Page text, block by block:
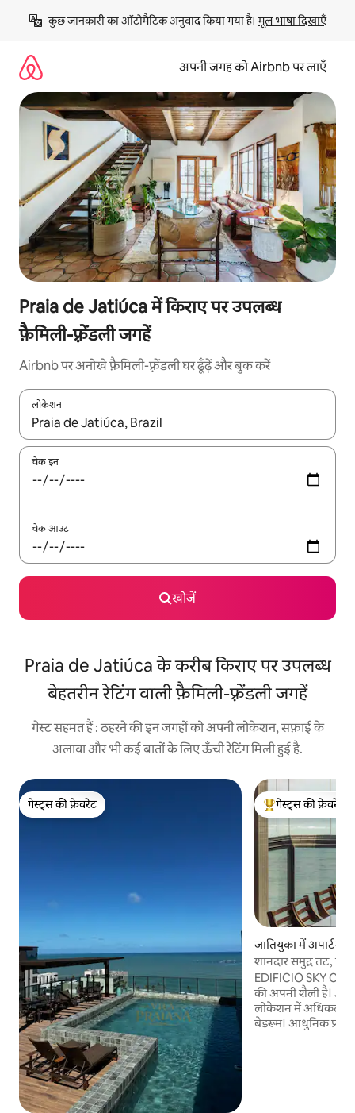
छोड़कर
कॉन्टेंट
कुछ जानकारी का ऑटोमैटिक अनुवाद किया गया है। मूल भाषा दिखाएँ
अपनी जगह को Airbnb पर लाएँ
Praia de Jatiúca में किराए पर उपलब्ध
फ़ैमिली-फ़्रेंडली जगहें
Airbnb पर अनोखे फ़ैमिली-फ़्रेंडली घर ढूँढ़ें और बुक करें
लोकेशन
नतीजों के उपलब्ध होने पर, अप और डाउन 'ऐरो की' का इस्तेमाल करके नेविगेट
चेक इन
चेक आउट
खोजें
Praia de Jatiúca के करीब किराए पर उपलब्ध
बेहतरीन रेटिंग वाली फ़ैमिली-फ़्रेंडली जगहें
गेस्ट सहमत हैं : ठहरने की इन जगहों को अपनी लोकेशन, सफ़ाई के
अलावा और भी कई बातों के लिए ऊँची रेटिंग मिली हुई है.
गेस्ट्स की फ़ेवरेट
गेस्ट्स की फ़ेवरेट
गेस्ट्स का टॉप फ़ेवरेट
गेस्ट्स की फ़ेवरेट
जातियुका में अपार्टमेंट
शानदार समुद्र तट, पूरी
EDIFICIO SKY
की अपनी शैली है।
लोकेशन में अधिकतम
बेडरूम। आधुनिक